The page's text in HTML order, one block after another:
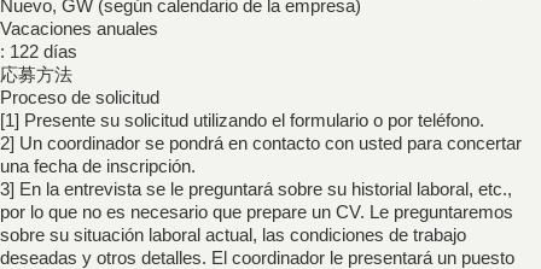
Nuevo, GW (según calendario de la empresa)
Vacaciones anuales
: 122 días
応募方法
Proceso de solicitud
[1] Presente su solicitud utilizando el formulario o por teléfono.
2] Un coordinador se pondrá en contacto con usted para concertar
una fecha de inscripción.
3] En la entrevista se le preguntará sobre su historial laboral, etc.,
por lo que no es necesario que prepare un CV. Le preguntaremos
sobre su situación laboral actual, las condiciones de trabajo
deseadas y otros detalles. El coordinador le presentará un puesto